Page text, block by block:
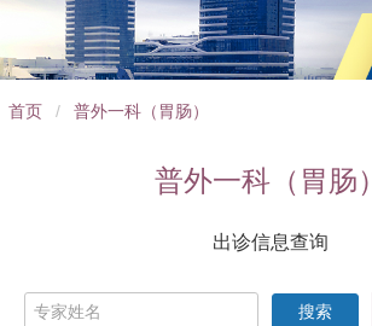
导
首页 / 普外一科（胃肠）
普外一科（胃肠）
出诊信息查询
搜索